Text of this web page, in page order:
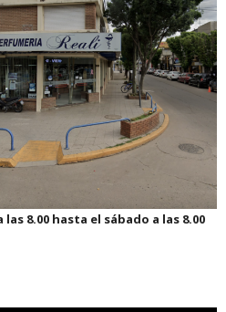
8.00 hasta el sábado a las 8.00